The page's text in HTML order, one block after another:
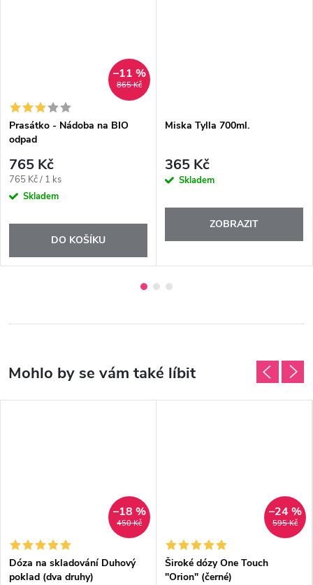
865 Kč
–11 %
Prasátko - Nádoba na BIO
odpad
765 Kč
Měrná
cena:
765 Kč / 1 ks
Skladem
DO KOŠÍKU
Miska Tylla 700ml.
365 Kč
Skladem
ZOBRAZIT
450 Kč
–18 %
Dóza na skladování Duhový
poklad (dva druhy)
595 Kč
–24 %
Široké dózy One Touch
"Orion" (černé)